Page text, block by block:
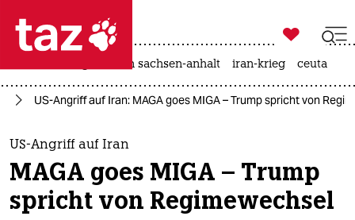
 taz zahl ich
taz zahl ich
themen
politik

taz zahl ich
landtagswahl in sachsen-anhalt iran-krieg ceuta
US-Angriff auf Iran: MAGA goes MIGA – Trump spricht von
US-Angriff auf Iran
MAGA goes MIGA – Trump
spricht von Regimewechsel